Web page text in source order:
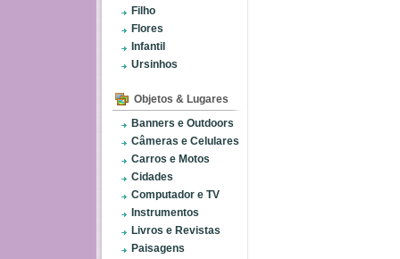
Filho
Flores
Infantil
Ursinhos
Objetos & Lugares
Banners e Outdoors
Câmeras e Celulares
Carros e Motos
Cidades
Computador e TV
Instrumentos
Livros e Revistas
Paisagens